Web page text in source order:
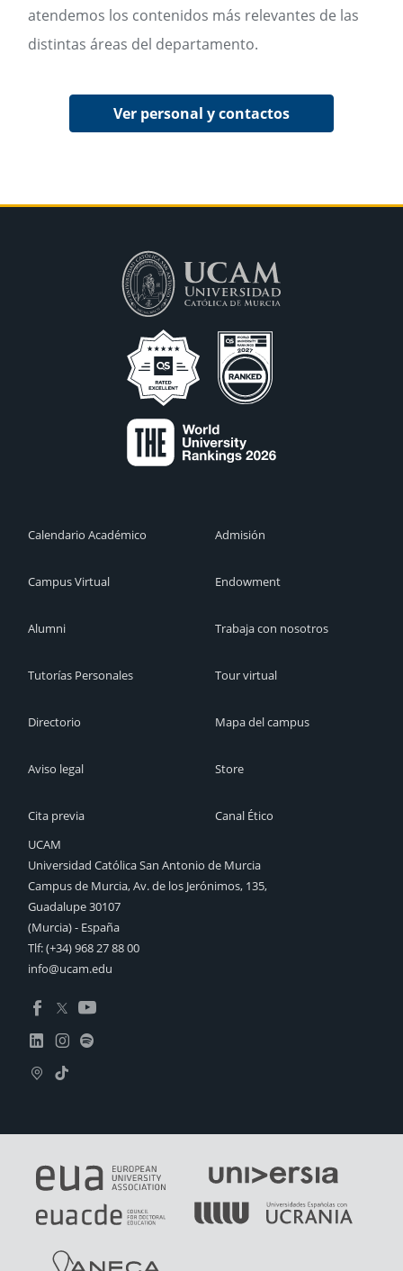
atendemos los contenidos más relevantes de las
distintas áreas del departamento.
Ver personal y contactos
Calendario Académico
Campus Virtual
Alumni
Tutorías Personales
Directorio
Aviso legal
Cita previa
Admisión
Endowment
Trabaja con nosotros
Tour virtual
Mapa del campus
Store
Canal Ético
UCAM
Universidad Católica San Antonio de Murcia
Campus de Murcia, Av. de los Jerónimos, 135,
Guadalupe 30107
(Murcia) - España
Tlf:(+34) 968 27 88 00
info@ucam.edu